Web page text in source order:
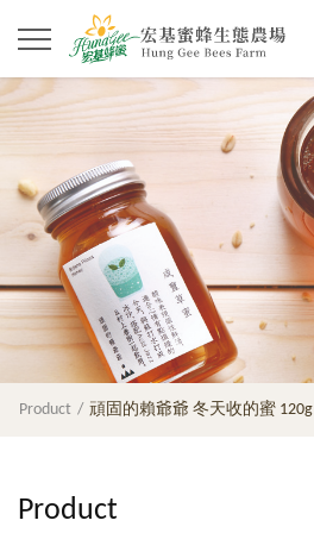
Product 頑固的賴爺爺 冬天收的蜜 120g
Product